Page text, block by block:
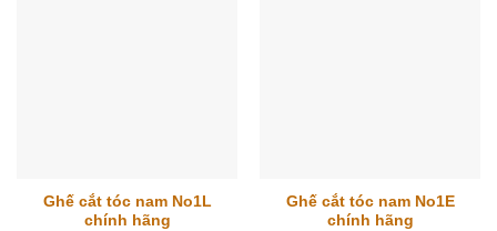
Ghế cắt tóc nam No1L
chính hãng
Ghế cắt tóc nam No1E
chính hãng